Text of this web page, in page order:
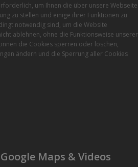
um Ihnen die über unsere Webseite
zu stellen und einige ihrer Funktionen zu
notwendig sind, um die Website
ablehnen, ohne die Funktionsweise unserer
die Cookies sperren oder löschen,
ändern und die Sperrung aller Cookies
Maps & Videos